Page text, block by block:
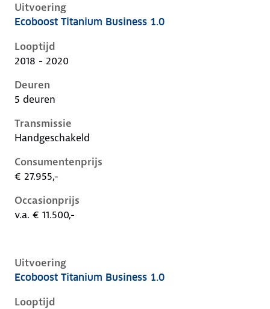
Uitvoering
Ford Focus iv, 1.0, 92 kW, Benzine, 5 deuren
Ecoboost Titanium Business 1.0
Looptijd
2018 - 2020
Deuren
5 deuren
Transmissie
Handgeschakeld
Consumentenprijs
€ 27.955,-
Occasionprijs
v.a. € 11.500,-
Uitvoering
Ford Focus iv, 1.0, 92 kW, Benzine, 5 deuren
Ecoboost Titanium Business 1.0
Looptijd